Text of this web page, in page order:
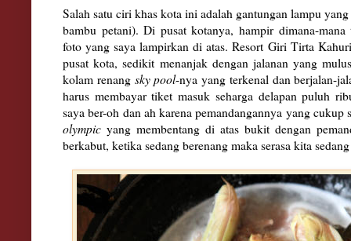
Salah satu ciri khas kota ini adalah gantungan lampu
bambu petani).Di pusat kotanya,hampir dimana-
foto yang sayalampirkan di atas. Resort Giri Tirta
pusat kota, sedikit menanjak dengan jalanan yang
kolam renang sky pool-nya yang terkenal danberjalan-
harus membayartiket masuk seharga delapan puluh
saya ber-oh dan ah karena pemandangannya yang cukup
olympic yang membentang di atas bukit dengan
berkabut, ketika sedang berenang maka serasa kita